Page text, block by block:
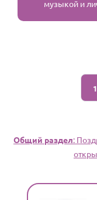
музыкой и
1
Общий раздел: